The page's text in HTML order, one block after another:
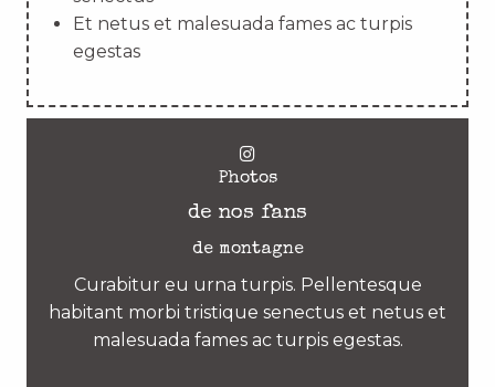
Et netus et malesuada fames ac turpis
egestas
Photos
de nos fans
de montagne
Curabitur eu urna turpis. Pellentesque
habitant morbi tristique senectus et netus et
malesuada fames ac turpis egestas.